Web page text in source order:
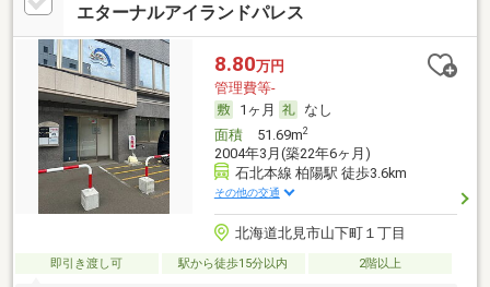
エターナルアイランドパレス
8.80万円
管理費等-
1ヶ月
なし
面積51.69m2
2004年3月(築22年6ヶ月)
石北本線 柏陽駅 徒歩3.6km
その他の交通
北海道北見市山下町１丁目
即引き渡し可 駅から徒歩15分以内 2階以上